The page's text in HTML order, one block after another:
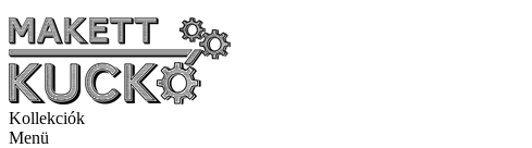
Kollekciók
Menü